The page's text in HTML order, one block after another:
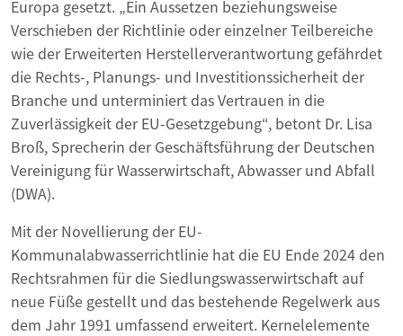
Europa gesetzt. „Ein Aussetzen beziehungsweise
Verschieben der Richtlinie oder einzelner Teilbereiche
wie der Erweiterten Herstellerverantwortung gefährdet
die Rechts-, Planungs- und Investitionssicherheit der
Branche und unterminiert das Vertrauen in die
Zuverlässigkeit der EU-Gesetzgebung“, betont Dr. Lisa
Broß, Sprecherin der Geschäftsführung der Deutschen
Vereinigung für Wasserwirtschaft, Abwasser und Abfall
(DWA).
Mit der Novellierung der EU-
Kommunalabwasserrichtlinie hat die EU Ende 2024 den
Rechtsrahmen für die Siedlungswasserwirtschaft auf
neue Füße gestellt und das bestehende Regelwerk aus
dem Jahr 1991 umfassend erweitert. Kernelelemente